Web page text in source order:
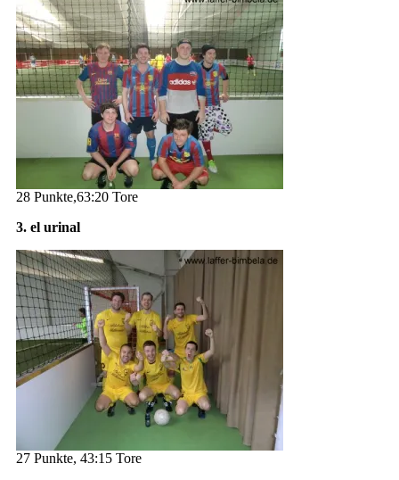
28 Punkte,63:20 Tore
3. el urinal
27 Punkte, 43:15 Tore